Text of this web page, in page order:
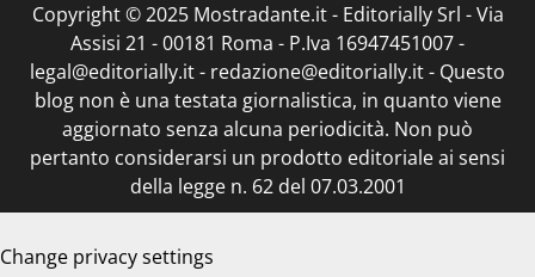
Copyright © 2025 Mostradante.it - Editorially Srl - Via
Assisi 21 - 00181 Roma - P.Iva 16947451007 -
legal@editorially.it - redazione@editorially.it - Questo
blog non è una testata giornalistica, in quanto viene
aggiornato senza alcuna periodicità. Non può
pertanto considerarsi un prodotto editoriale ai sensi
della legge n. 62 del 07.03.2001
Change privacy settings